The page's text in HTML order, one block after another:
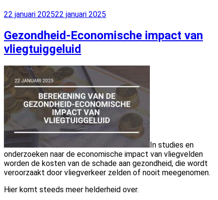
Geplaatst
22 januari 202522 januari 2025
Gezondheid-Economische impact van
vliegtuiggeluid
In studies en
onderzoeken naar de economische impact van vliegvelden
worden de kosten van de schade aan gezondheid, die wordt
veroorzaakt door vliegverkeer zelden of nooit meegenomen.
Hier komt steeds meer helderheid over.